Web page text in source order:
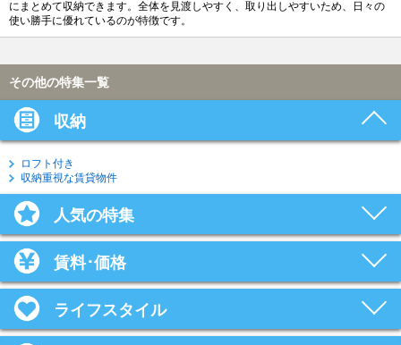
にまとめて収納できます。全体を見渡しやすく、取り出しやすいため、日々の
使い勝手に優れているのが特徴です。
その他の特集一覧
収納
ロフト付き
収納重視な賃貸物件
人気の特集
賃料･価格
ライフスタイル